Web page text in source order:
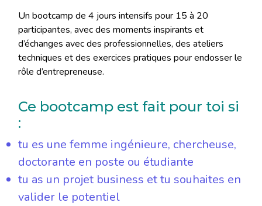
Un bootcamp de 4 jours intensifs pour 15 à 20
participantes, avec des moments inspirants et
d’échanges avec des professionnelles, des ateliers
techniques et des exercices pratiques pour endosser le
rôle d’entrepreneuse.
Ce bootcamp est fait pour toi si
:
tu es une femme ingénieure, chercheuse,
doctorante en poste ou étudiante
tu as un projet business et tu souhaites en
valider le potentiel